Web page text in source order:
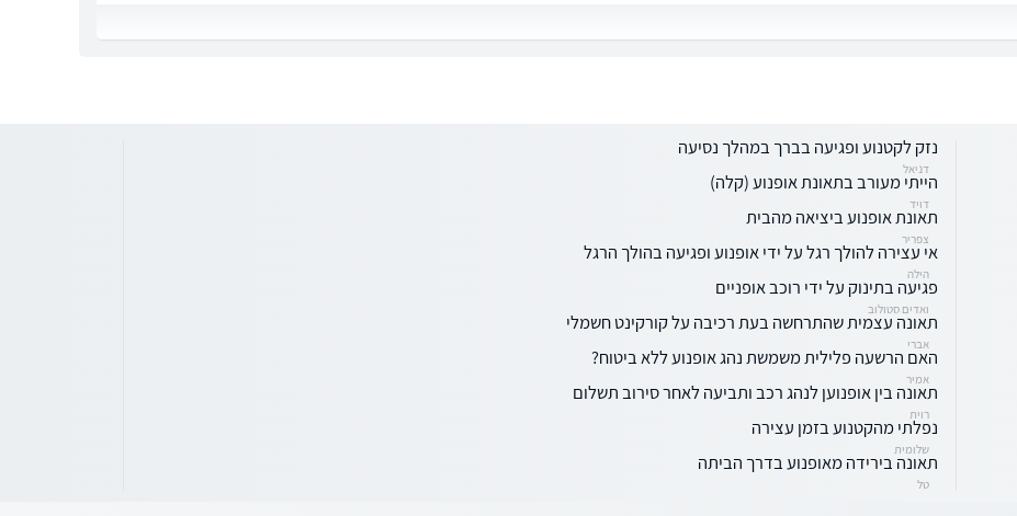
נזק לקטנוע ופגיעה בברך במהלך נסיעה
דניאל
הייתי מעורב בתאונת אופנוע (קלה)
דויד
תאונת אופנוע ביציאה מהבית
צפריר
אי עצירה להולך רגל על ידי אופנוע ופגיעה בהולך הרגל
הילה
פגיעה בתינוק על ידי רוכב אופניים
ואדים סטולוב
תאונה עצמית שהתרחשה בעת רכיבה על קורקינט חשמלי
אברי
האם הרשעה פלילית משמשת נהג אופנוע ללא ביטוח?
אמיר
תאונה בין אופנוען לנהג רכב ותביעה לאחר סירוב תשלום
רוית
נפלתי מהקטנוע בזמן עצירה
שלומית
תאונה בירידה מאופנוע בדרך הביתה
טל